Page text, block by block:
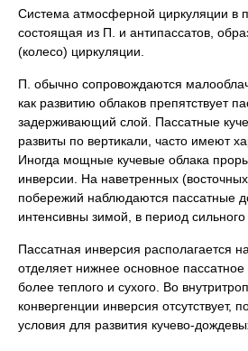
Система атмосферной циркуляции в
состоящая из П. и антипассатов,
(колесо) циркуляции.
П. обычно сопровождаются
как развитию облаков препятствует
задерживающий слой. Пассатные
развиты по вертикали, часто имеют
Иногда мощные кучевые облака
инверсии. На наветренных
побережий наблюдаются пассатные
интенсивны зимой, в период сильного
Пассатная инверсия располагается
отделяет нижнее основное пассатное
более теплого и сухого. Во
конвергенции инверсия отсутствует,
условия для развития кучево-